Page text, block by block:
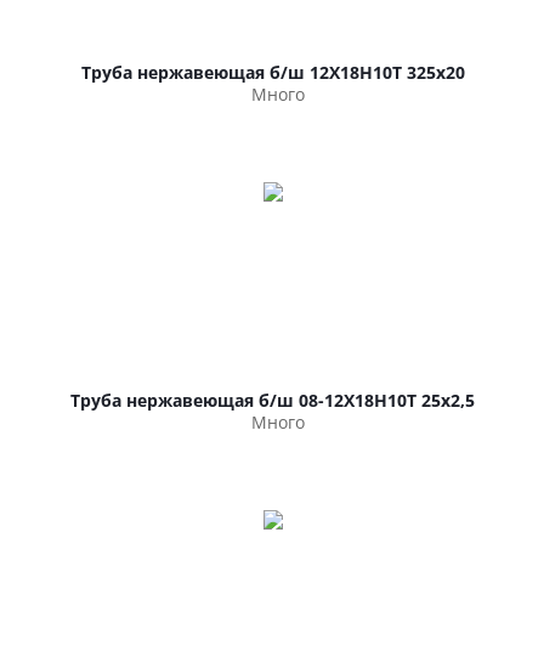
Труба нержавеющая б/ш 12Х18Н10Т 325х20
Много
Труба нержавеющая б/ш 08-12Х18Н10Т 25х2,5
Много